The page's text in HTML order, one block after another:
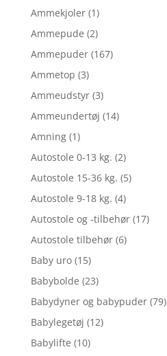
Ammekjoler (1)
Ammepude (2)
Ammepuder (167)
Ammetop (3)
Ammeudstyr (3)
Ammeundertøj (14)
Amning (1)
Autostole 0-13 kg. (2)
Autostole 15-36 kg. (5)
Autostole 9-18 kg. (4)
Autostole og -tilbehør (17)
Autostole tilbehør (6)
Baby uro (15)
Babybolde (23)
Babydyner og babypuder (79)
Babylegetøj (12)
Babylifte (10)